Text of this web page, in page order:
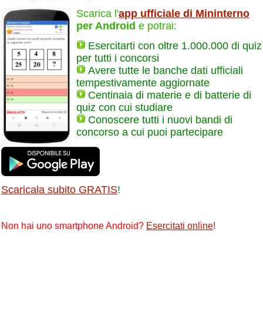
Scarica l'app ufficiale di Mininterno
per Android e potrai:
Esercitarti con oltre 1.000.000 di quiz
per tutti i concorsi
Avere tutte le banche dati ufficiali
tempestivamente aggiornate
Centinaia di materie e di batterie di
quiz con cui studiare
Conoscere tutti i nuovi bandi di
concorso a cui puoi partecipare
Scaricala subito GRATIS!
Non hai uno smartphone Android? Esercitati online!